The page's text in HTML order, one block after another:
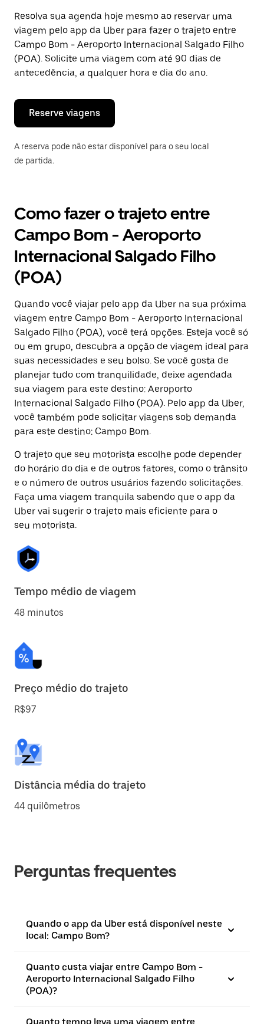
tecla
“ESC”
para
fechar
o
calendário.
Resolva sua agenda hoje mesmo ao reservar uma
viagem pelo app da Uber para fazer o trajeto entre
Campo Bom - Aeroporto Internacional Salgado Filho
(POA). Solicite uma viagem com até 90 dias de
antecedência, a qualquer hora e dia do ano.
Reserve viagens
A reserva pode não estar disponível para o seu local
de partida.
Como fazer o trajeto entre
Campo Bom - Aeroporto
Internacional Salgado Filho
(POA)
Quando você viajar pelo app da Uber na sua próxima
viagem entre Campo Bom - Aeroporto Internacional
Salgado Filho (POA), você terá opções. Esteja você só
ou em grupo, descubra a opção de viagem ideal para
suas necessidades e seu bolso. Se você gosta de
planejar tudo com tranquilidade, deixe agendada
sua viagem para este destino: Aeroporto
Internacional Salgado Filho (POA). Pelo app da Uber,
você também pode solicitar viagens sob demanda
para este destino: Campo Bom.
O trajeto que seu motorista escolhe pode depender
do horário do dia e de outros fatores, como o trânsito
e o número de outros usuários fazendo solicitações.
Faça uma viagem tranquila sabendo que o app da
Uber vai sugerir o trajeto mais eficiente para o
seu motorista.
Tempo médio de viagem
48 minutos
Preço médio do trajeto
R$97
Distância média do trajeto
44 quilômetros
Perguntas frequentes
Quando o app da Uber está disponível neste
local: Campo Bom?
Quanto custa viajar entre Campo Bom -
Aeroporto Internacional Salgado Filho
(POA)?